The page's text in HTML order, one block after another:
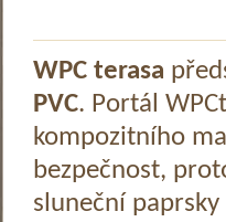
WPC terasa
PVC. Portál
kompozitního
bezpečnost,
sluneční